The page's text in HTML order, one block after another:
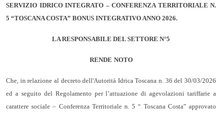
SERVIZIO IDRICO INTEGRATO – CONFERENZA TERRITORIALE N.
5 “TOSCANA COSTA” BONUS INTEGRATIVO ANNO 2026.
LA RESPONSABILE DEL SETTORE N°5
RENDE NOTO
Che, in relazione al decreto dell'Autorità Idrica Toscana n. 36 del 30/03/2026
ed a seguito del Regolamento per l’attuazione di agevolazioni tariffarie a
carattere sociale – Conferenza Territoriale n. 5 “ Toscana Costa” approvato